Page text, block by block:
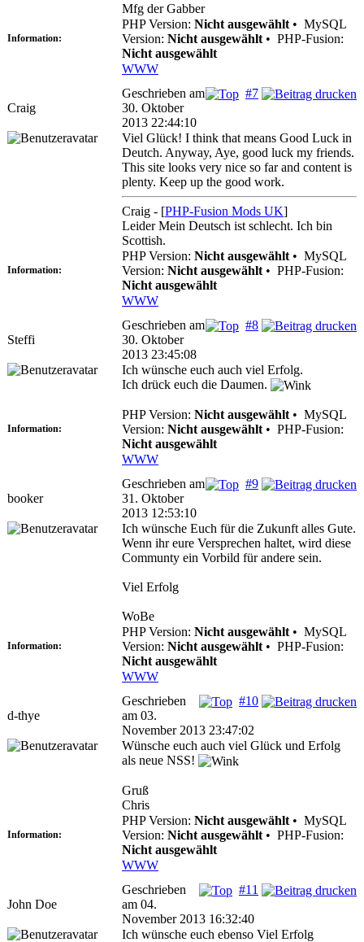
Mfg der Gabber
Information:
PHP Version: Nicht ausgewählt • MySQL
Version: Nicht ausgewählt • PHP-Fusion:
Nicht ausgewählt
WWW
Craig
#7
Geschrieben am
30. Oktober
2013 22:44:10
Viel Glück! I think that means Good Luck in
Deutch. Anyway, Aye, good luck my friends.
This site looks very nice so far and content is
plenty. Keep up the good work.
Craig - [PHP-Fusion Mods UK]
Leider Mein Deutsch ist schlecht. Ich bin
Scottish.
Information:
PHP Version: Nicht ausgewählt • MySQL
Version: Nicht ausgewählt • PHP-Fusion:
Nicht ausgewählt
WWW
Steffi
#8
Geschrieben am
30. Oktober
2013 23:45:08
Ich wünsche euch auch viel Erfolg.
Ich drück euch die Daumen.
Information:
PHP Version: Nicht ausgewählt • MySQL
Version: Nicht ausgewählt • PHP-Fusion:
Nicht ausgewählt
WWW
booker
#9
Geschrieben am
31. Oktober
2013 12:53:10
Ich wünsche Euch für die Zukunft alles Gute.
Wenn ihr eure Versprechen haltet, wird diese
Communty ein Vorbild für andere sein.
Viel Erfolg
WoBe
Information:
PHP Version: Nicht ausgewählt • MySQL
Version: Nicht ausgewählt • PHP-Fusion:
Nicht ausgewählt
WWW
d-thye
#10
Geschrieben
am 03.
November 2013 23:47:02
Wünsche euch auch viel Glück und Erfolg
als neue NSS!
Gruß
Chris
Information:
PHP Version: Nicht ausgewählt • MySQL
Version: Nicht ausgewählt • PHP-Fusion:
Nicht ausgewählt
WWW
John Doe
#11
Geschrieben
am 04.
November 2013 16:32:40
Ich wünsche euch ebenso Viel Erfolg